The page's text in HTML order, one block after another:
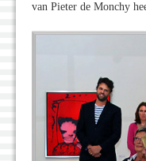
van Pieter de Monchy